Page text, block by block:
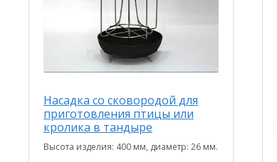
Насадка со сковородой для
приготовления птицы или
кролика в тандыре
Высота изделия: 400 мм, диаметр: 26 мм.